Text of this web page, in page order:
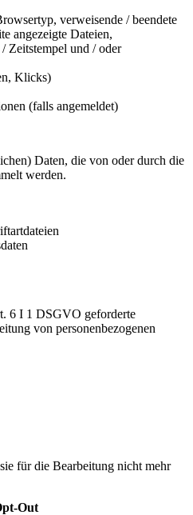
verweisende / beendete
angezeigte Dateien,
Zeitstempel und / oder
Klicks)
(falls angemeldet)
Daten, die von oder durch die
werden.
6 I 1 DSGVO geforderte
von personenbezogenen
für die Bearbeitung nicht mehr
Out